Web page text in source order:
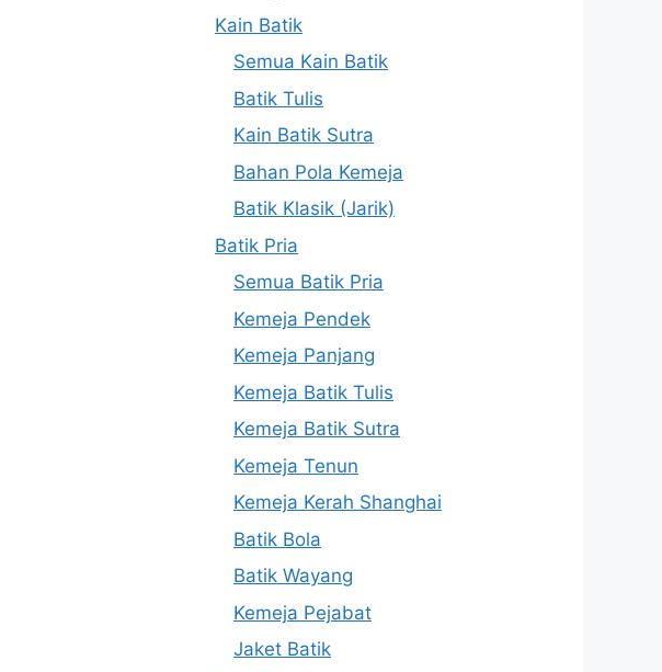
Kain Batik
Semua Kain Batik
Batik Tulis
Kain Batik Sutra
Bahan Pola Kemeja
Batik Klasik (Jarik)
Batik Pria
Semua Batik Pria
Kemeja Pendek
Kemeja Panjang
Kemeja Batik Tulis
Kemeja Batik Sutra
Kemeja Tenun
Kemeja Kerah Shanghai
Batik Bola
Batik Wayang
Kemeja Pejabat
Jaket Batik